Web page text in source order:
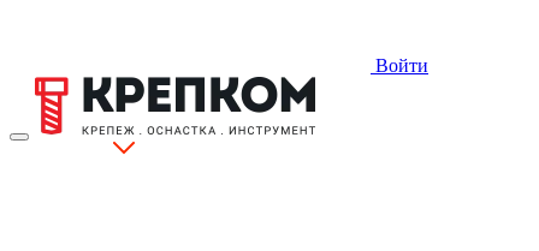
Войти